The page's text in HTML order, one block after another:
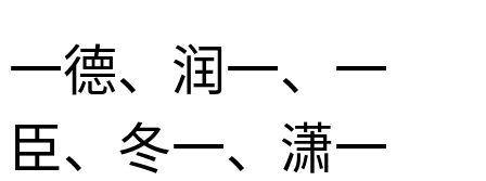
一德、润一、一
臣、冬一、潇一